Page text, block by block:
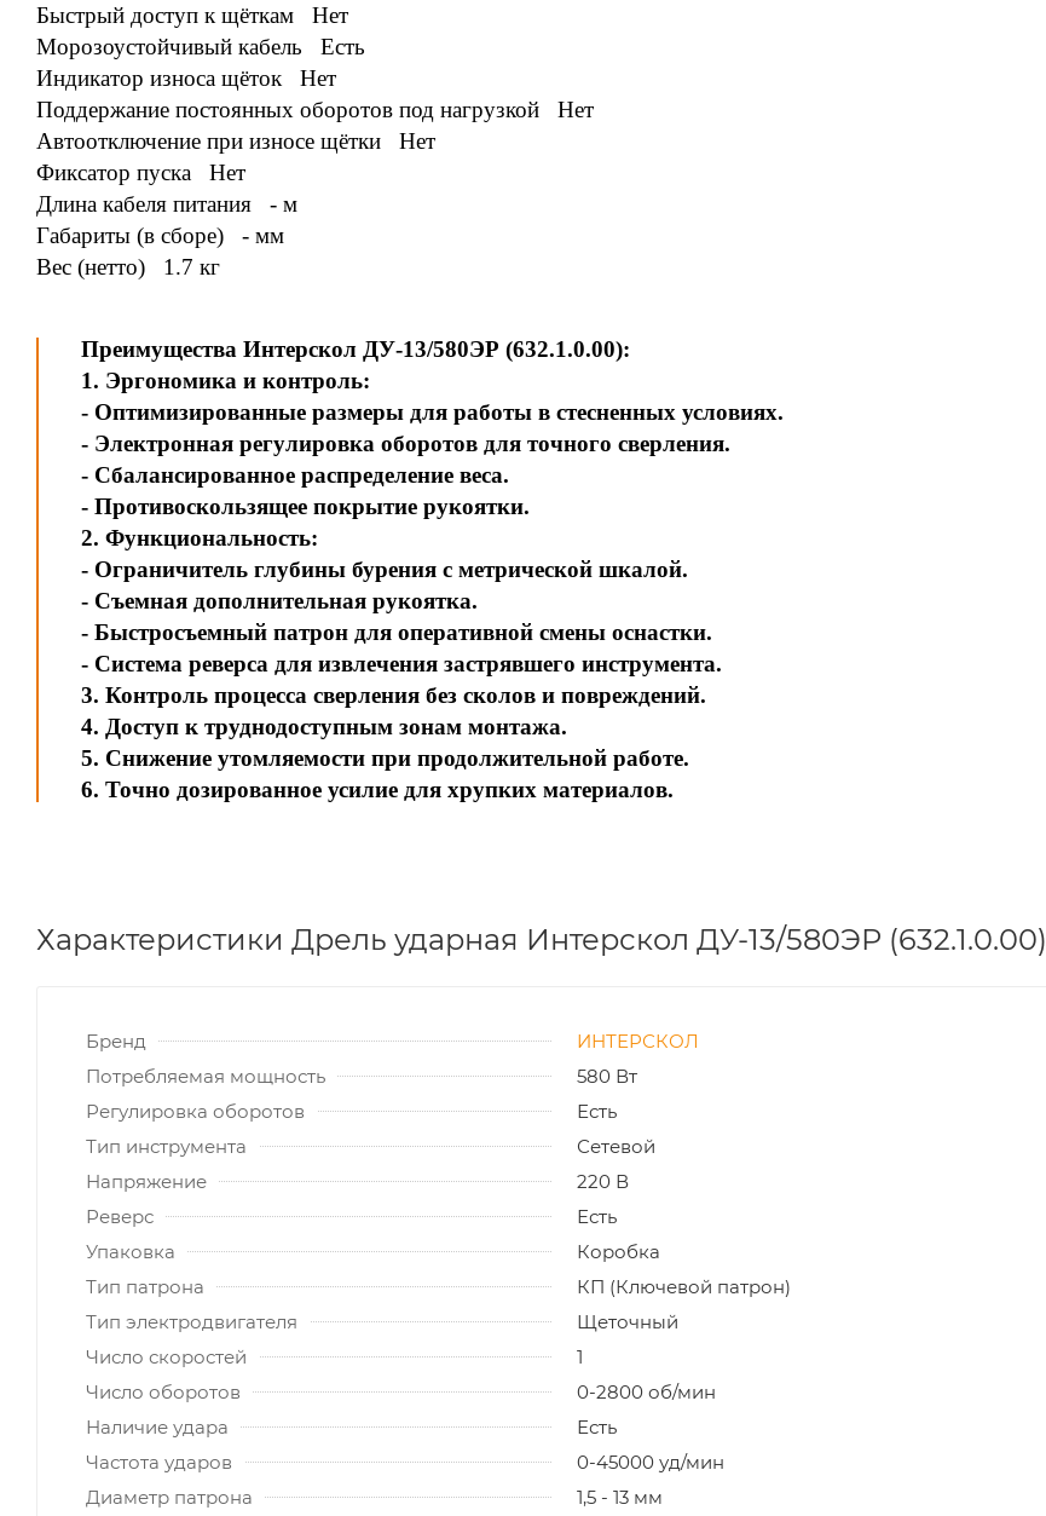
Быстрый доступ к щёткам Нет
Морозоустойчивый кабель Есть
Индикатор износа щёток Нет
Поддержание постоянных оборотов под нагрузкой Нет
Автоотключение при износе щётки Нет
Фиксатор пуска Нет
Длина кабеля питания - м
Габариты (в сборе) - мм
Вес (нетто) 1.7 кг
Преимущества Интерскол ДУ-13/580ЭР (632.1.0.00):
1. Эргономика и контроль:
- Оптимизированные размеры для работы в стесненных условиях.
- Электронная регулировка оборотов для точного сверления.
- Сбалансированное распределение веса.
- Противоскользящее покрытие рукоятки.
2. Функциональность:
- Ограничитель глубины бурения с метрической шкалой.
- Съемная дополнительная рукоятка.
- Быстросъемный патрон для оперативной смены оснастки.
- Система реверса для извлечения застрявшего инструмента.
3. Контроль процесса сверления без сколов и повреждений.
4. Доступ к труднодоступным зонам монтажа.
5. Снижение утомляемости при продолжительной работе.
6. Точно дозированное усилие для хрупких материалов.
Характеристики Дрель ударная Интерскол ДУ-13/580ЭР (632.1.0.00)
Бренд
ИНТЕРСКОЛ
Потребляемая мощность
580 Вт
Регулировка оборотов
Есть
Тип инструмента
Сетевой
Напряжение
220 В
Реверс
Есть
Упаковка
Коробка
Тип патрона
КП (Ключевой патрон)
Тип электродвигателя
Щеточный
Число скоростей
1
Число оборотов
0-2800 об/мин
Наличие удара
Есть
Частота ударов
0-45000 уд/мин
Диаметр патрона
1,5 - 13 мм